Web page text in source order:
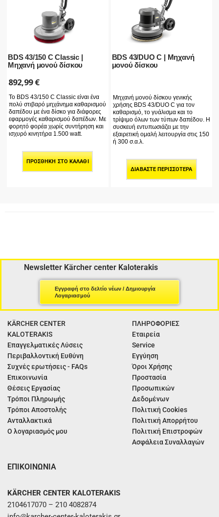
BDS 43/150 C Classic |
Μηχανή μονού δίσκου
892,99€
Το BDS 43/150 C Classic είναι ένα
πολύ στιβαρό μηχάνημα καθαρισμού
δαπέδου με ένα δίσκο για διάφορες
εφαρμογές καθαρισμού δαπέδων. Με
φορητό φορέα χωρίς συντήρηση και
ισχυρό κινητήρα 1.500 watt.
ΠΡΟΣΘΉΚΗ ΣΤΟ ΚΑΛΆΘΙ
BDS 43/DUO C | Μηχανή
μονού δίσκου
Μηχανή μονού δίσκου γενικής
χρήσης BDS 43/DUO C για τον
καθαρισμό, το γυάλισμα και το
τρίψιμο όλων των τύπων δαπέδου. Η
συσκευή εντυπωσιάζει με την
εξαιρετική ομαλή λειτουργία στις 150
ή 300 σ.α.λ.
ΔΙΑΒΆΣΤΕ ΠΕΡΙΣΣΌΤΕΡΑ
Newsletter Kärcher center Kaloterakis
Εγγραφή στο δελτίο νέων / Δημιουργία
Λογαριασμού
KÄRCHER CENTER
KALOTERAKIS
Επαγγελματικές Λύσεις
Περιβαλλοντική Ευθύνη
Συχνές ερωτήσεις - FAQs
Επικοινωνία
Θέσεις Εργασίας
Τρόποι Πληρωμής
Τρόποι Αποστολής
Ανταλλακτικά
Ο λογαριασμός μου
ΠΛΗΡΟΦΟΡΙΕΣ
Εταιρεία
Service
Εγγύηση
Όροι Χρήσης
Προστασία
Προσωπικών
Δεδομένων
Πολιτική Cookies
Πολιτική Απορρήτου
Πολιτική Επιστροφών
Ασφάλεια Συναλλαγών
ΕΠΙΚΟΙΝΩΝΙΑ
KÄRCHER CENTER KALOTERAKIS
2104617070 – 210 4082874